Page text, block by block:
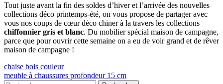
Tout juste avant la fin des soldes d’hiver et l’arrivée des nouvelles
collections déco printemps-été, on vous propose de partager avec
vous nos coups de cœur déco chiner à la travers les collections
chiffonnier gris et blanc. Du mobilier spécial maison de campagne,
parce que pour ouvrir cette semaine on a eu de voir grand et de rêver
maison de campagne !
Navigation
Previous
article:
chaise bois couleur
Next
meuble à chaussures profondeur 15 cm